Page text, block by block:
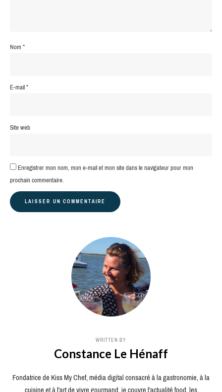
Nom*
E-mail*
Site web
Enregistrer mon nom, mon e-mail et mon site dans le navigateur pour mon
prochain commentaire.
WRITTEN BY
Constance Le Hénaff
Fondatrice de Kiss My Chef, média digital consacré à la gastronomie, à la